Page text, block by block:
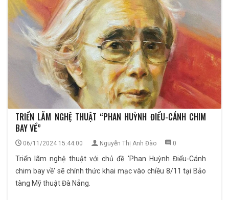
TRIỂN LÃM NGHỆ THUẬT “PHAN HUỲNH ĐIỂU-CÁNH CHIM
BAY VỀ”
06/11/2024 15:44:00 Nguyễn Thị Anh Đào 0
Triển lãm nghệ thuật với chủ đề 'Phan Huỳnh Điểu-Cánh
chim bay về' sẽ chính thức khai mạc vào chiều 8/11 tại Bảo
tàng Mỹ thuật Đà Nẵng.